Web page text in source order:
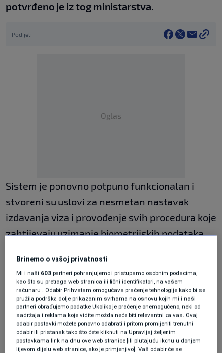
potvrđeno je iz tog ministarstva.
Podijeli
Oglas
Sistem je ponovno potpuno funkcionalan i
stvoreni su uslovi za nesmetan nastavak
izdavanja viza i provođenje svih procedura koje
zahtijevaju uzimanje biometrijskih podataka.
Prethodnih sedmica su zbog tehničkih teškoća
bili obustavljeni izdavanje viza i boravišnih
dozvola za strane državljane, kao i proces
uzimanja biometrijskih podataka od osoba koje
traže međunarodnu zaštitu u Bosni i
Hercegovini.
Brinemo o vašoj privatnosti
Mi i naši 603 partneri pohranjujemo i pristupamo osobnim podacima,
kao što su pretraga web stranica ili lični identifikatori, na vašem
računaru . Odabir Prihvatam omogućava praćenje tehnologije kako bi se
pružila podrška dolje prikazanim svrhama na osnovu kojih mi i naši
partneri obrađujemo podatke Ukoliko je praćenje onemogućeno, neki od
sadržaja i reklama koje vidite možda neće biti relevantni za vas. Ovaj
odabir postavki možete ponovno odabrati i pritom promijeniti trenutni
odabir ili pristanak tako što ćete kliknuti na Upravljaj željenim
postavkama link na dnu ove web stranice [ili plutajuću ikonu u donjem
lijevom dijelu web stranice, ako je primjenjivo]. Vaš odabir će se